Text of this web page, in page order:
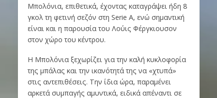
Μπολόνια, επιθετικά, έχοντας καταγράψει ήδη 8
γκολ τη φετινή σεζόν στη Serie A, ενώ σημαντική
είναι και η παρουσία του Λούις Φέργκιουσον
στον χώρο του κέντρου.
Η Μπολόνια ξεχωρίζει για την καλή κυκλοφορία
της μπάλας και την ικανότητά της να «χτυπά»
στις αντεπιθέσεις. Την ίδια ώρα, παραμένει
αρκετά συμπαγής αμυντικά, ειδικά απέναντι σε